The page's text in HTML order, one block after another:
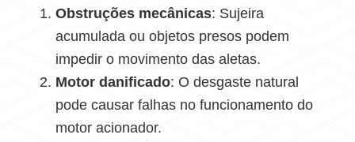
Obstruções mecânicas: Sujeira
acumulada ou objetos presos podem
impedir o movimento das aletas.
Motor danificado: O desgaste natural
pode causar falhas no funcionamento do
motor acionador.